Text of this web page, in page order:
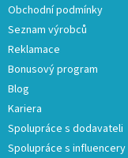
Obchodní podmínky
Seznam výrobců
Reklamace
Bonusový program
Blog
Kariera
Spolupráce s dodavateli
Spolupráce s influencery